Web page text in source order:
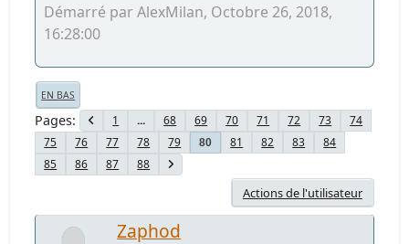
Démarré par AlexMilan, Octobre 26, 2018,
16:28:00
EN BAS
Pages 1 ... 68 69 70 71 72 73
74
75
76 77 78 79 80 81 82 83
84
85
86 87 88
Actions de l'utilisateur
Zaphod